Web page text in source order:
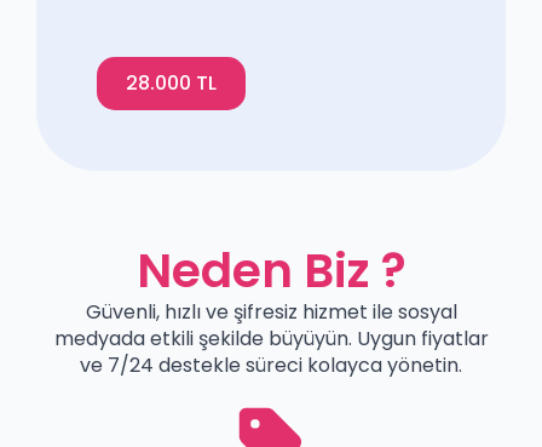
28.000 TL
Neden Biz ?
Güvenli, hızlı ve şifresiz hizmet ile sosyal
medyada etkili şekilde büyüyün. Uygun fiyatlar
ve 7/24 destekle süreci kolayca yönetin.